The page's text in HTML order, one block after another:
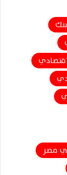
مصر